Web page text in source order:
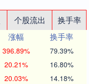
个股流出
换手率
涨幅
换手率
396.89% 79.39%
20.21% 16.80%
20.03% 14.18%